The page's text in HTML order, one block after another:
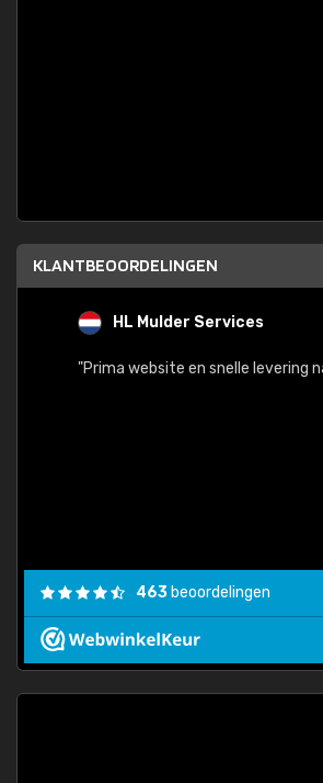
KLANTBEOORDELINGEN
HL Mulder Services
"Prima website en snelle levering
463 beoordelingen